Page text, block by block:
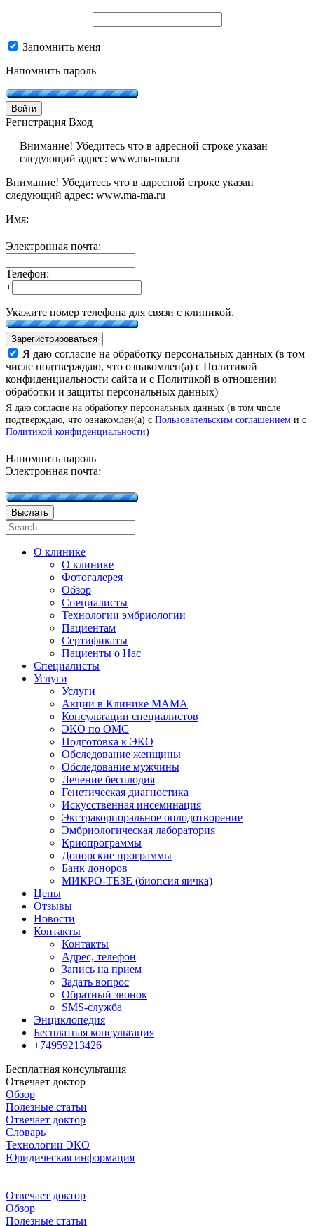
Запомнить меня
Напомнить пароль
Войти
Регистрация Вход
Внимание! Убедитесь что в адресной строке указан
следующий адрес: www.ma-ma.ru
Внимание! Убедитесь что в адресной строке указан
следующий адрес: www.ma-ma.ru
Имя:
Электронная почта:
Телефон:
+
Укажите номер телефона для связи с клиникой.
Зарегистрироваться
Я даю согласие на обработку персональных данных (в том
числе подтверждаю, что ознакомлен(а) с Политикой
конфиденциальности сайта и с Политикой в отношении
обработки и защиты персональных данных)
Я даю согласие на обработку персональных данных (в том числе
подтверждаю, что ознакомлен(а) с Пользовательским соглашением и с
Политикой конфиденциальности)
Напомнить пароль
Электронная почта:
Выслать
О клинике
О клинике
Фотогалерея
Обзор
Специалисты
Технологии эмбриологии
Пациентам
Сертификаты
Пациенты о Нас
Специалисты
Услуги
Услуги
Акции в Клинике МАМА
Консультации специалистов
ЭКО по ОМС
Подготовка к ЭКО
Обследование женщины
Обследование мужчины
Лечение бесплодия
Генетическая диагностика
Искусственная инсеминация
Экстракорпоральное оплодотворение
Эмбриологическая лаборатория
Криопрограммы
Донорские программы
Банк доноров
МИКРО-ТЕЗЕ (биопсия яичка)
Цены
Отзывы
Новости
Контакты
Контакты
Адрес, телефон
Запись на прием
Задать вопрос
Обратный звонок
SMS-служба
Энциклопедия
Бесплатная консультация
+74959213426
Бесплатная консультация
Отвечает доктор
Обзор
Полезные статьи
Отвечает доктор
Словарь
Технологии ЭКО
Юридическая информация
Отвечает доктор
Обзор
Полезные статьи